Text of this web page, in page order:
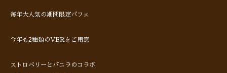
毎年大人気の期間限定パフェ
今年も2種類のVERをご用意
ストロベリーとバニラのコラボ